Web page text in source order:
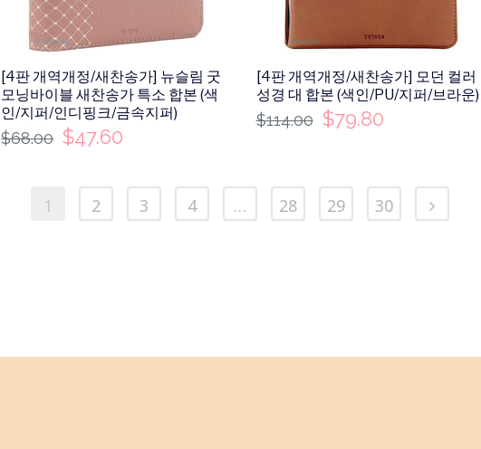
[4판 개역개정/새찬송가] 뉴슬림 굿
모닝바이블 새찬송가 특소 합본 (색
인/지퍼/인디핑크/금속지퍼)
$68.00 $47.60
[4판 개역개정/새찬송가] 모던 컬러
성경 대 합본 (색인/PU/지퍼/브라운)
$114.00 $79.80
1 2 3 4 … 28 29 30